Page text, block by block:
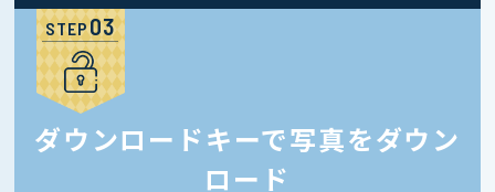
STEP
ダウンロードキーで写真をダウン
ロード